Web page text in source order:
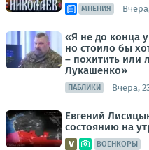
МНЕНИЯ
«Я не до конца
но стоило бы
– похитить или
Лукашенко»
ПАБЛИКИ Вчера,
Евгений
состоянию на
ВОЕНКОРЫ